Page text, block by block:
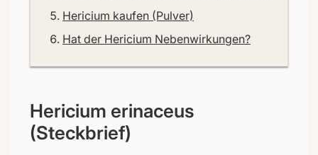
Hericium kaufen (Pulver)
Hat der Hericium Nebenwirkungen?
Hericium erinaceus
(Steckbrief)